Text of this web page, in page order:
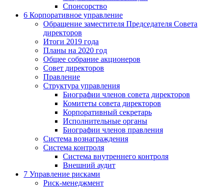
Спонсорство
6 Корпоративное управление
Обращение заместителя Председателя Совета
директоров
Итоги 2019 года
Планы на 2020 год
Общее собрание акционеров
Совет директоров
Правление
Структура управления
Биографии членов совета директоров
Комитеты совета директоров
Корпоративный секретарь
Исполнительные органы
Биографии членов правления
Система вознаграждения
Система контроля
Система внутреннего контроля
Внешний аудит
7 Управление рисками
Риск-менеджмент